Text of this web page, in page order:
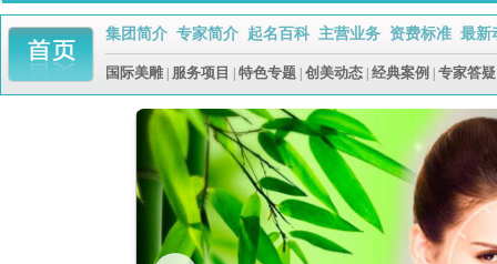
集团简介| 专家简介| 起名百科| 主营业务| 资费标准| 最新
国际美雕| 服务项目 特色专题| 创美动态| 经典案例 专家答疑